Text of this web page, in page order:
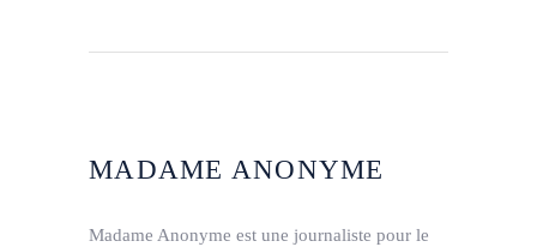
MADAME ANONYME
Madame Anonyme est une journaliste pour le